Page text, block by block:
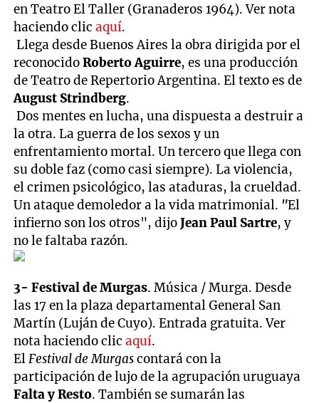
en Teatro El Taller (Granaderos 1964). Ver nota
haciendo clicaquí.
Llega desde Buenos Aires la obra dirigida por el
reconocidoRoberto Aguirre, es una producción
de Teatro de Repertorio Argentina. El texto es de
August Strindberg.
Dos mentes en lucha, una dispuesta a destruir a
la otra. La guerra de los sexos y un
enfrentamiento mortal. Un tercero que llega con
su doble faz (como casi siempre). La violencia,
el crimen psicológico, las ataduras, la crueldad.
Un ataque demoledor a la vida matrimonial. "El
infierno son los otros", dijoJean Paul Sartre, y
no le faltaba razón.
3- Festival de Murgas. Música / Murga. Desde
las 17 en la plaza departamental General San
Martín (Luján de Cuyo). Entrada gratuita. Ver
nota haciendo clicaquí.
ElFestival de Murgascontará con la
participación de lujo de la agrupación uruguaya
Falta y Resto. También se sumarán las